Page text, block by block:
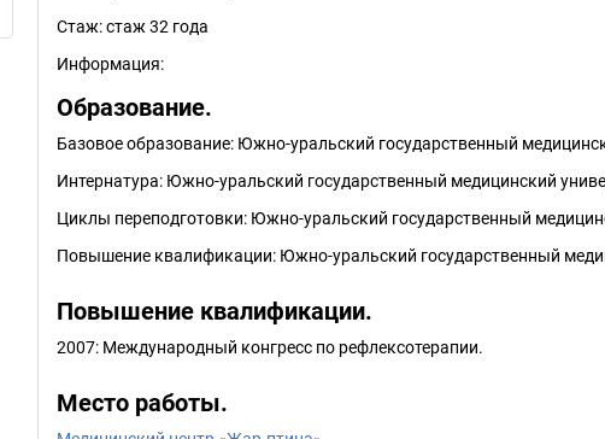
Стаж:стаж 32 года
Информация:
Образование.
Базовое образование: Южно-уральский государственный
Интернатура: Южно-уральский государственный медицинский
Циклы переподготовки: Южно-уральский государственный
Повышение квалификации: Южно-уральский государственный
Повышение квалификации.
2007: Международный конгресс по рефлексотерапии.
Место работы.